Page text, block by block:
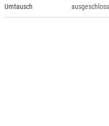
Umtausch